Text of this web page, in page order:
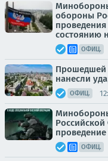
обороны
состоянию
ОФИЦ.
Прошедшей
нанесли
ОФИЦ.
ОФИЦ.